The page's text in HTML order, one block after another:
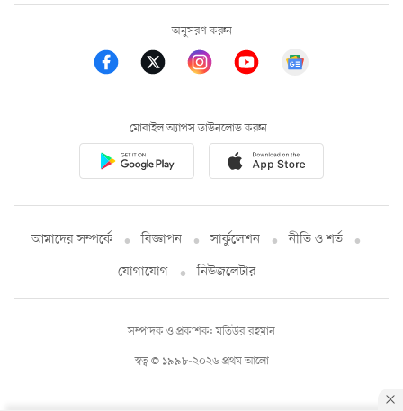
অনুসরণ করুন
মোবাইল অ্যাপস ডাউনলোড করুন
আমাদের সম্পর্কে বিজ্ঞাপন সার্কুলেশন
নীতি ও শর্ত
যোগাযোগ
নিউজলেটার
স্বত্ব © ১৯৯৮-২০২৬ প্রথম আলো
সম্পাদক ও প্রকাশক: মতিউর রহমান